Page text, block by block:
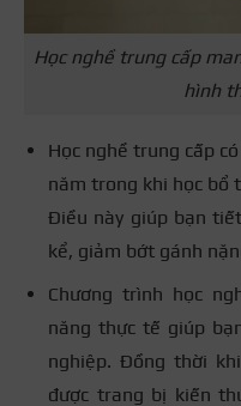
Cơ hội việc
tốt
so với
trừ
Cơ hội học
lên cao hơn
Có cơ
đại học,
Học nghề trung cấp
hình
Học nghề trung cấp
năm trong khi học bổ
Điều này giúp bạn
kể, giảm bớt gánh
Chương trình học
năng thực tế giúp
nghiệp. Đồng thời
được trang bị kiến